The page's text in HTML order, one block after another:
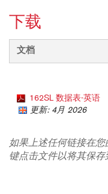
下载
文档
162SL 数据表-英语
更新: 4月 2026
如果上述任何链接在
键点击文件以将其保存